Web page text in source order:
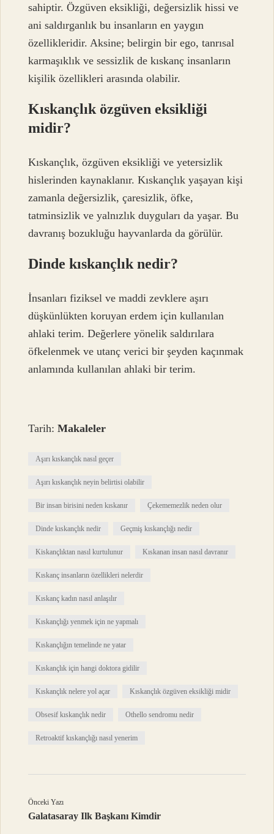
sahiptir. Özgüven eksikliği, değersizlik hissi ve
ani saldırganlık bu insanların en yaygın
özellikleridir. Aksine; belirgin bir ego, tanrısal
karmaşıklık ve sessizlik de kıskanç insanların
kişilik özellikleri arasında olabilir.
Kıskançlık özgüven eksikliği
midir?
Kıskançlık, özgüven eksikliği ve yetersizlik
hislerinden kaynaklanır. Kıskançlık yaşayan kişi
zamanla değersizlik, çaresizlik, öfke,
tatminsizlik ve yalnızlık duyguları da yaşar. Bu
davranış bozukluğu hayvanlarda da görülür.
Dinde kıskançlık nedir?
İnsanları fiziksel ve maddi zevklere aşırı
düşkünlükten koruyan erdem için kullanılan
ahlaki terim. Değerlere yönelik saldırılara
öfkelenmek ve utanç verici bir şeyden kaçınmak
anlamında kullanılan ahlaki bir terim.
Tarih:Makaleler
Aşırı kıskançlık nasıl geçer
Aşırı kıskançlık neyin belirtisi olabilir
Bir insan birisini neden kıskanır Çekememezlik neden olur
Dinde kıskançlık nedir Geçmiş kıskançlığı nedir
Kiskançlıktan nasıl kurtulunur Kıskanan insan nasıl davranır
Kıskanç insanların özellikleri nelerdir
Kıskanç kadın nasıl anlaşılır
Kıskançlığı yenmek için ne yapmalı
Kıskançlığın temelinde ne yatar
Kıskançlık için hangi doktora gidilir
Kıskançlık nelere yol açar Kıskançlık özgüven eksikliği midir
Obsesif kıskançlık nedir Othello sendromu nedir
Retroaktif kıskançlığı nasıl yenerim
Önceki Yazı
Galatasaray Ilk Başkanı Kimdir